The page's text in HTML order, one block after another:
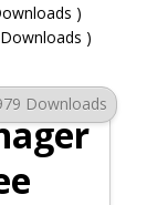
)
)
Downloads